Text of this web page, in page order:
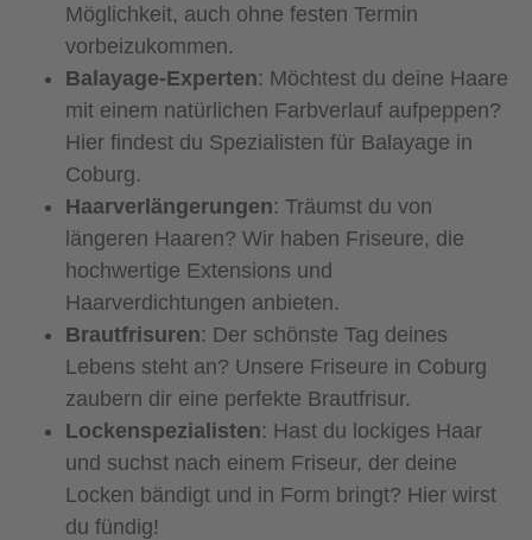
Möglichkeit, auch ohne festen Termin
vorbeizukommen.
Balayage-Experten: Möchtest du deine Haare
mit einem natürlichen Farbverlauf aufpeppen?
Hier findest du Spezialisten für Balayage in
Coburg.
Haarverlängerungen: Träumst du von
längeren Haaren? Wir haben Friseure, die
hochwertige Extensions und
Haarverdichtungen anbieten.
Brautfrisuren: Der schönste Tag deines
Lebens steht an? Unsere Friseure in Coburg
zaubern dir eine perfekte Brautfrisur.
Lockenspezialisten: Hast du lockiges Haar
und suchst nach einem Friseur, der deine
Locken bändigt und in Form bringt? Hier wirst
du fündig!